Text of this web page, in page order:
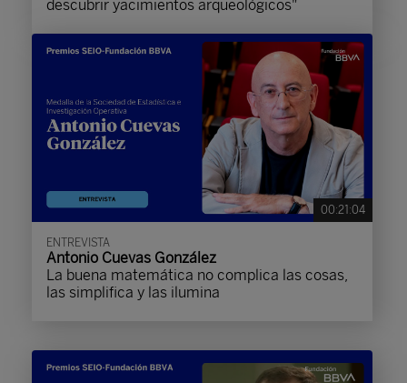
descubrir yacimientos arqueológicos"
00:21:04
ENTREVISTA
Antonio Cuevas González
La buena matemática no complica las cosas,
las simplifica y las ilumina